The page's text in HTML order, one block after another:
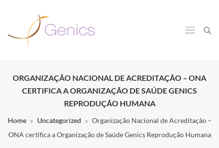
ORGANIZAÇÃO NACIONAL DE ACREDITAÇÃO – ONA
CERTIFICA A ORGANIZAÇÃO DE SAÚDE GENICS
REPRODUÇÃO HUMANA
Home Uncategorized
Organização Nacional de Acreditação –
ONA certifica a Organização de Saúde Genics Reprodução Humana